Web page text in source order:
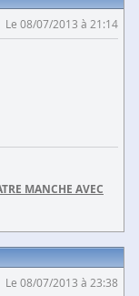
Le 08/07/2013 à 21:14
MANCHE AVEC
Le 08/07/2013 à 23:38